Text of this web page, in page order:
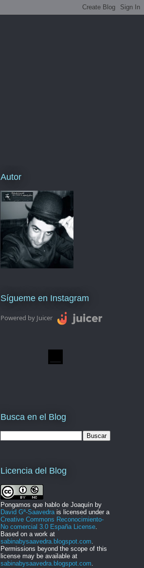
Autor
Sígueme en Instagram
Powered by Juicer
Busca en el Blog
Licencia del Blog
Pongamos que hablo de Joaquín by
David Gª-Saavedrais licensed under a
Creative Commons Reconocimiento-
No comercial 3.0 España License.
Based on a work at
sabinabysaavedra.blogspot.com.
Permissions beyond the scope of this
license may be available at
sabinabysaavedra.blogspot.com.